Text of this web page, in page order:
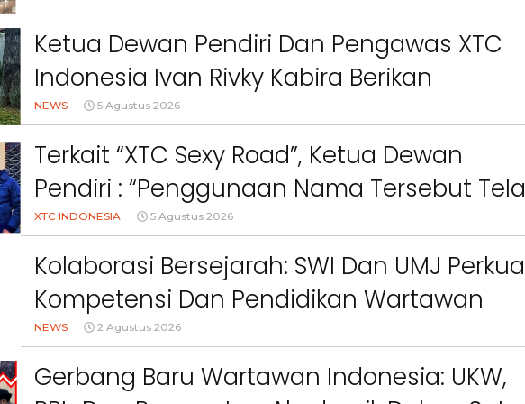
Kami Tanpa Izin”
Ketua Dewan Pendiri Dan Pengawas XTC
Indonesia Ivan Rivky Kabira Berikan
Peryataan Sikap Terkait “XTC Sexy Road”
NEWS 5 Agustus 2026
Terkait “XTC Sexy Road”, Ketua Dewan
Pendiri : “Penggunaan Nama Tersebut
Melanggar Ketentuan Perundang-
Undangan”
XTC INDONESIA 5 Agustus 2026
Kolaborasi Bersejarah: SWI Dan UMJ
Kompetensi Dan Pendidikan Wartawan
Nasional
NEWS 2 Agustus 2026
Gerbang Baru Wartawan Indonesia: UKW,
Bandung Barat
Orang Tua dalam Menjaga
Kami Tanpa Izin”